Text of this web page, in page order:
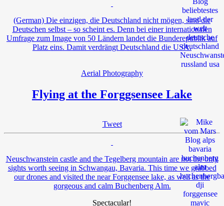
(German) Die einzigen, die Deutschland nicht mögen, sind die
Deutschen selbst – so scheint es. Denn bei einer internationalen
Umfrage zum Image von 50 Ländern landet die Bunderepublik auf
Platz eins. Damit verdrängt Deutschland die USA.
Aerial Photography
Flying at the Forggsensee Lake
Tweet
Neuschwanstein castle and the Tegelberg mountain are not the only
sights worth seeing in Schwangau, Bavaria. This time we grabbed
our drones and visited the near Forggensee lake, as well as the
gorgeous and calm Buchenberg Alm.
Spectacular!